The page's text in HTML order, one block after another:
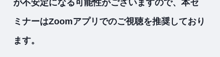
が不安定になる可能性がございますので、本セ
ミナーはZoomアプリでのご視聴を推奨しており
ます。